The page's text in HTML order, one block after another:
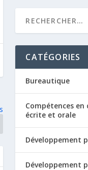
CATÉGORIES
Bureautique
Compétences
écrite et orale
Développement
Développement